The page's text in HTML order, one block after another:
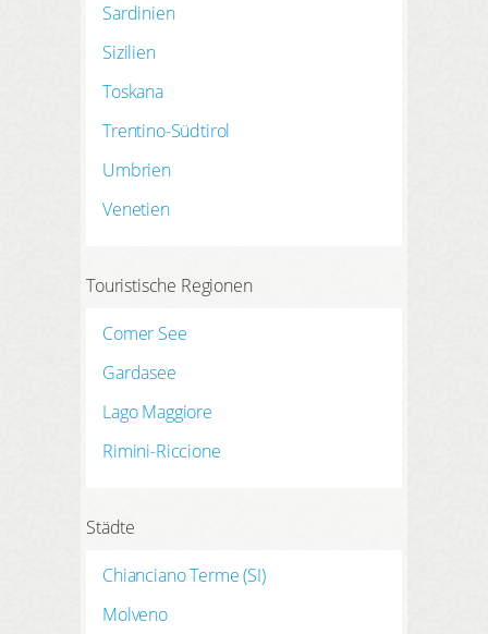
Sardinien
Sizilien
Toskana
Trentino-Südtirol
Umbrien
Venetien
Touristische Regionen
Comer See
Gardasee
Lago Maggiore
Rimini-Riccione
Städte
Chianciano Terme (SI)
Molveno